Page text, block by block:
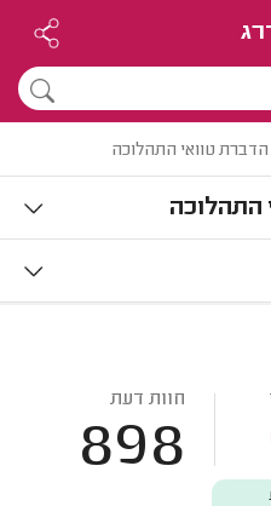
הדברת טוואי התהלוכה
התהלוכה
חוות דעת
898